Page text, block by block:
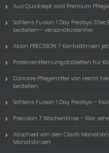
Aus Quicksept wird Premium
Safilens Fusion 1 Day Presbyo
bestellen-- versandkostenfrei
Alcon PRECISION 7 Kontaktlinsen
Proteinentfernungstabletten für
Concare Pflegemittel von Hecht
bestellen.
Safilens Fusion 1 Day Presbyo –
Precision 7 Wochenlinse – Klar
Abschied von den Clariti
Monatslinsen